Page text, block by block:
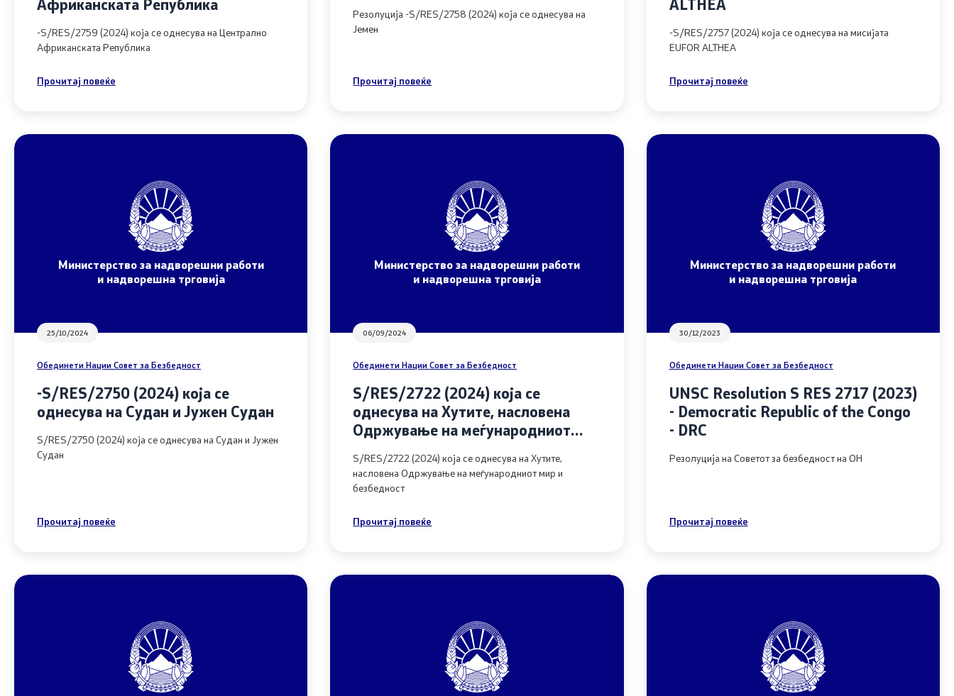
Завршени јавни огласи
Завршени конкурси
Африканската Република
-S/RES/2759 (2024) која се однесува на Централно
Африканската Република
Прочитај повеќе
Резолуција -S/RES/2758 (2024) која се однесува на
Јемен
Прочитај повеќе
ALTHEA
-S/RES/2757 (2024) која се однесува на мисијата
EUFOR ALTHEA
Прочитај повеќе
Министерство за надворешни работи
и надворешна трговија
25/10/2024
Обединети Нации Совет за Безбедност
-S/RES/2750 (2024) која се
однесува на Судан и Јужен Судан
S/RES/2750 (2024) која се однесува на Судан и Јужен
Судан
Прочитај повеќе
Министерство за надворешни работи
и надворешна трговија
06/09/2024
Обединети Нации Совет за Безбедност
S/RES/2722 (2024) која се
однесува на Хутите, насловена
Одржување на меѓународниот
S/RES/2722 (2024) која се однесува на Хутите,
насловена Одржување на меѓународниот мир и
безбедност
Прочитај повеќе
Министерство за надворешни работи
и надворешна трговија
30/12/2023
Обединети Нации Совет за Безбедност
UNSC Resolution S RES 2717 (2023)
- Democratic Republic of the Congo
- DRC
Резолуција на Советот за безбедност на ОН
Прочитај повеќе